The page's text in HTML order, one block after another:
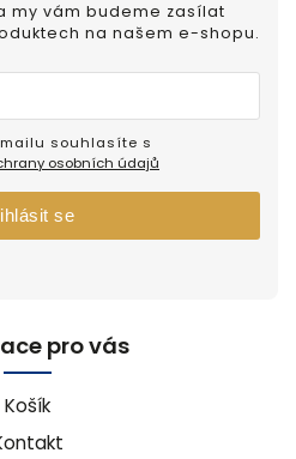
my vám budeme zasílat
na našem e-shopu.
osobních údajů
se
pro vás
Košík